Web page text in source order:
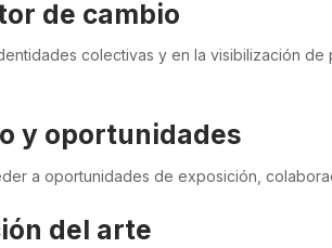
de cambio
colectivas y en la visibilización
y oportunidades
a oportunidades de exposición,
del arte